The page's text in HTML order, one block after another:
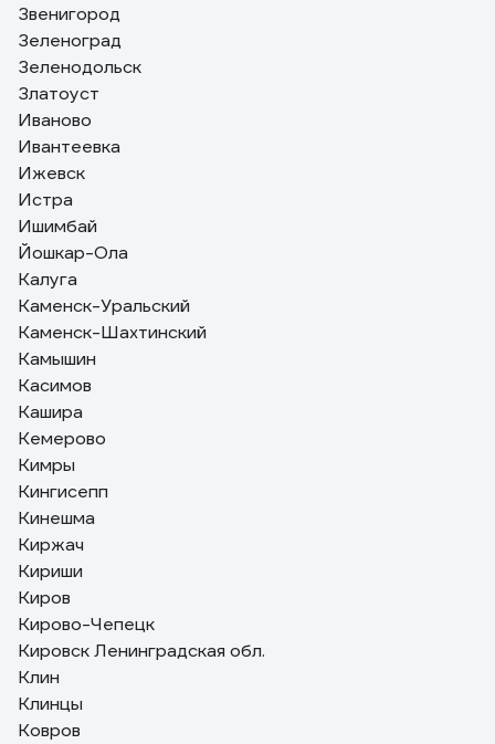
Звенигород
Зеленоград
Зеленодольск
Златоуст
Иваново
Ивантеевка
Ижевск
Истра
Ишимбай
Йошкар-Ола
Калуга
Каменск-Уральский
Каменск-Шахтинский
Камышин
Касимов
Кашира
Кемерово
Кимры
Кингисепп
Кинешма
Киржач
Кириши
Киров
Кирово-Чепецк
Кировск Ленинградская обл.
Клин
Клинцы
Ковров